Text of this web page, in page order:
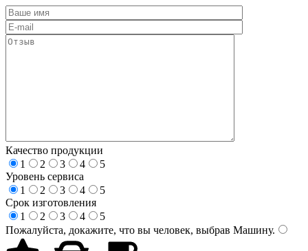
Качество продукции
1
2 3 4
5
Уровень сервиса
1
2 3 4
5
Срок изготовления
1
2 3 4
5
Пожалуйста, докажите, что вы человек, выбрав Машину.